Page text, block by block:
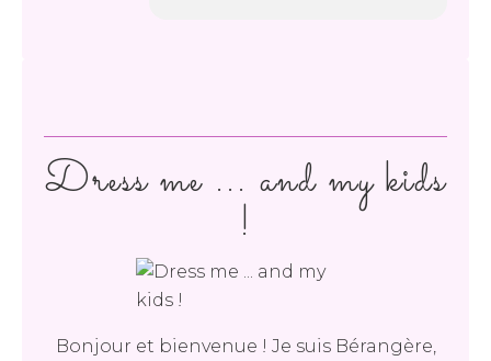
Dress me ... and my kids
!
Bonjour et bienvenue ! Je suis Bérangère,